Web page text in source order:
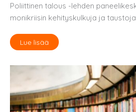
Poliittinen talous -lehden
monikriisin kehityskulkuja ja
Lue lisää